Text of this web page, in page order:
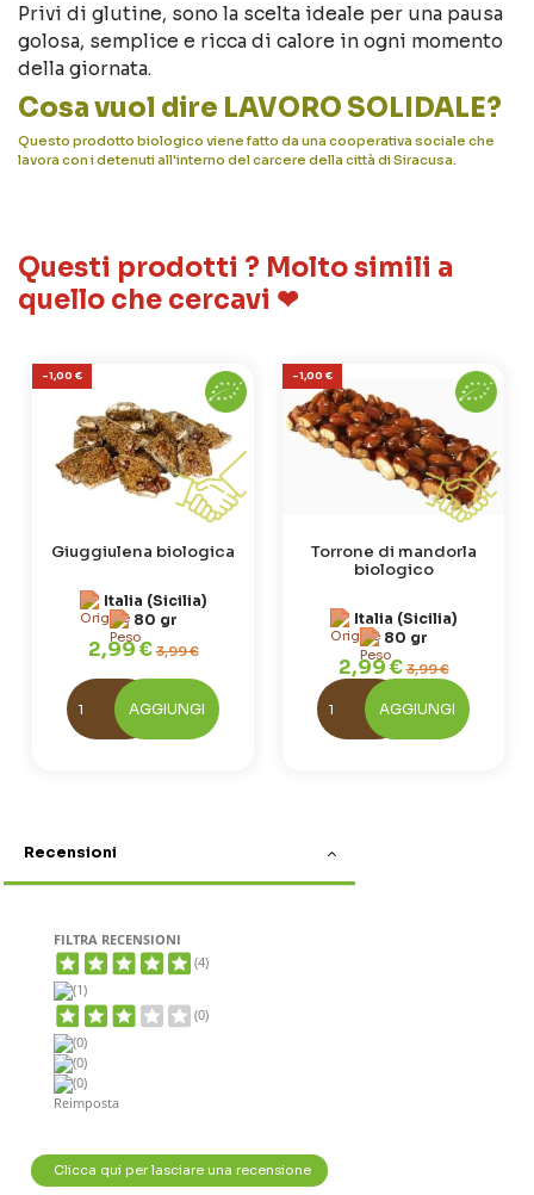
Privi di glutine, sono la scelta ideale per una pausa
golosa, semplice e ricca di calore in ogni momento
della giornata.
Cosa vuol dire LAVORO SOLIDALE?
Questo prodotto biologico viene fatto da una cooperativa sociale che
lavora con i detenuti all'interno del carcere della città di Siracusa.
Questi prodotti ? Molto simili a
quello che cercavi ❤
-1,00 €
Giuggiulena biologica
Italia (Sicilia)
80 gr
2,99 €3,99 €
AGGIUNGI
-1,00 €
Torrone di mandorla
biologico
Italia (Sicilia)
80 gr
2,99 €3,99 €
AGGIUNGI
Recensioni
FILTRA RECENSIONI
(4)
(1)
(0)
(0)
(0)
(0)
Reimposta
Clicca qui per lasciare una recensione